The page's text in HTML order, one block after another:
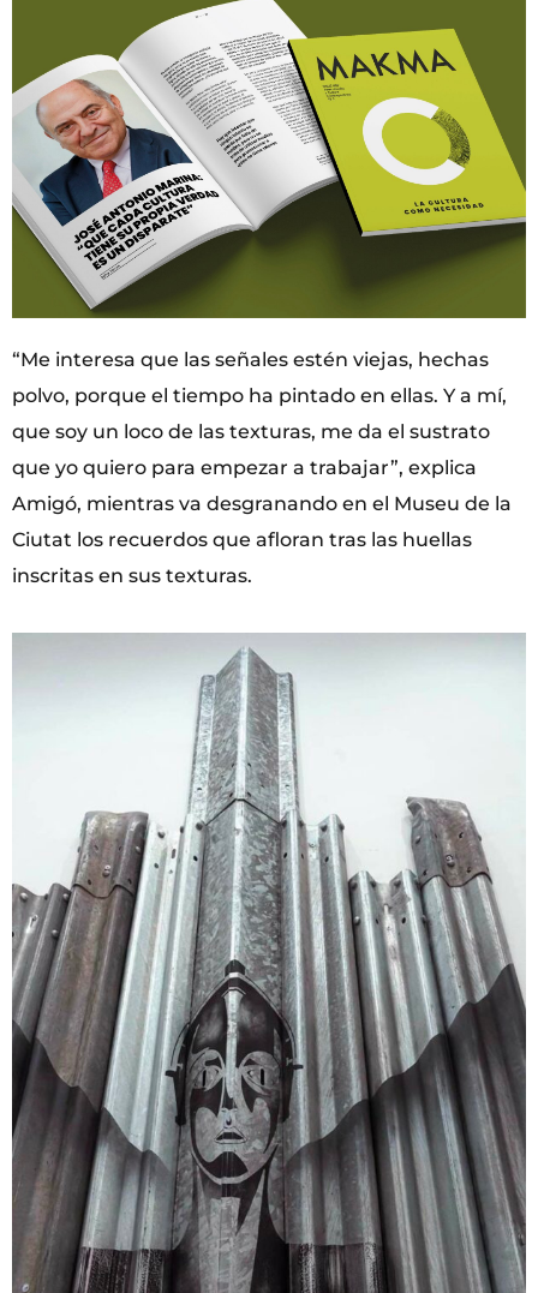
“Me interesa que las señales estén viejas, hechas
polvo, porque el tiempo ha pintado en ellas. Y a mí,
que soy un loco de las texturas, me da el sustrato
que yo quiero para empezar a trabajar”, explica
Amigó, mientras va desgranando en el Museu de la
Ciutat los recuerdos que afloran tras las huellas
inscritas en sus texturas.